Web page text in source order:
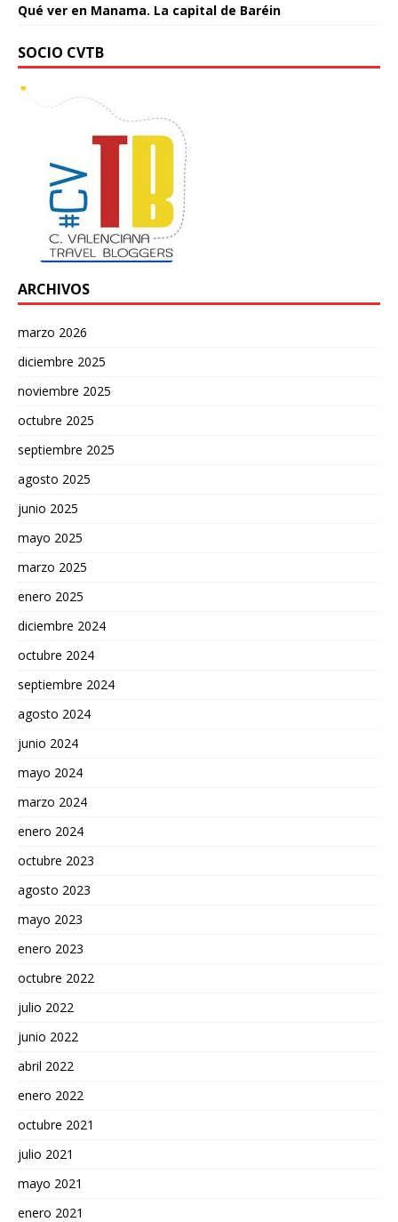
Qué ver en Manama. La capital de Baréin
SOCIO CVTB
ARCHIVOS
marzo 2026
diciembre 2025
noviembre 2025
octubre 2025
septiembre 2025
agosto 2025
junio 2025
mayo 2025
marzo 2025
enero 2025
diciembre 2024
octubre 2024
septiembre 2024
agosto 2024
junio 2024
mayo 2024
marzo 2024
enero 2024
octubre 2023
agosto 2023
mayo 2023
enero 2023
octubre 2022
julio 2022
junio 2022
abril 2022
enero 2022
octubre 2021
julio 2021
mayo 2021
enero 2021